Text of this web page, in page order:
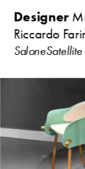
Designer
Riccardo